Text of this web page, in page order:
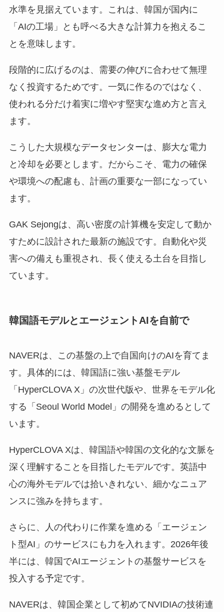
水準を見据えています。これは、韓国が国内に
「AIの工場」とも呼べる大きな計算力を抱えるこ
とを意味します。
段階的に広げるのは、需要の伸びに合わせて無理
なく投資するためです。一気に作るのではなく、
使われる分だけ着実に増やす堅実な進め方と言え
ます。
こうした大規模なデータセンターは、膨大な電力
と冷却を必要とします。だからこそ、電力の確保
や環境への配慮も、計画の重要な一部になってい
ます。
GAK Sejongは、高い密度の計算機を安定して動か
すために設計された最新の施設です。自動化や災
害への備えも重視され、長く使える土台を目指し
ています。
韓国語モデルとエージェントAIを自前で
NAVERは、この基盤の上で自国向けのAIを育てま
す。具体的には、韓国語に強い基盤モデル
「HyperCLOVA X」の次世代版や、世界をモデル化
する「Seoul World Model」の開発を進めるとして
います。
HyperCLOVA Xは、韓国語や韓国の文化的な文脈を
深く理解することを目指したモデルです。英語中
心の海外モデルでは拾いきれない、細かなニュア
ンスに強みを持ちます。
さらに、人の代わりに作業を進める「エージェン
ト型AI」のサービスにも力を入れます。2026年後
半には、韓国でAIエージェントの基盤サービスを
投入する予定です。
NAVERは、韓国企業として初めてNVIDIAの技術連